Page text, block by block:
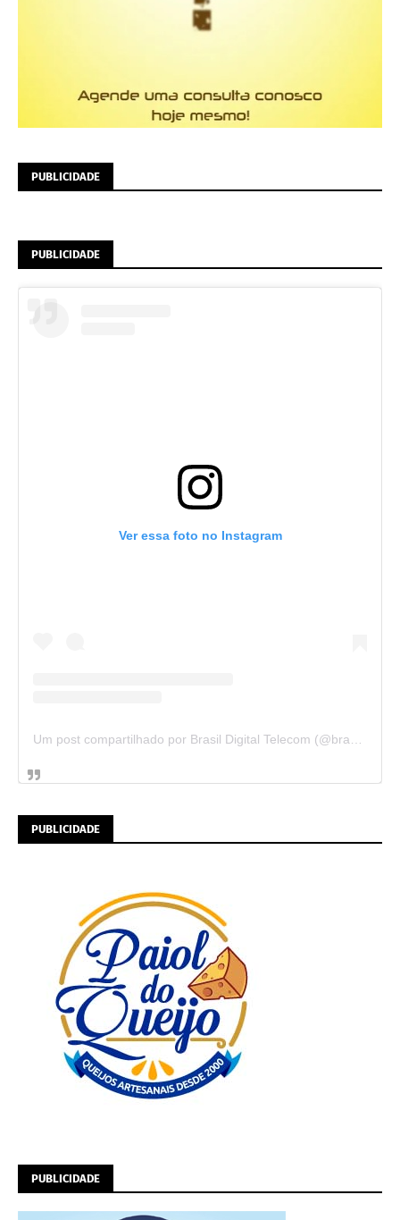
PUBLICIDADE
PUBLICIDADE
Ver essa foto no Instagram
PUBLICIDADE
PUBLICIDADE